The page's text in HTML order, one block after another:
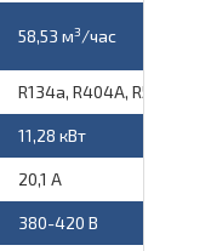
58,53 м3/час
R134a, R404A, R507A,
11,28 кВт
20,1 A
380-420 В